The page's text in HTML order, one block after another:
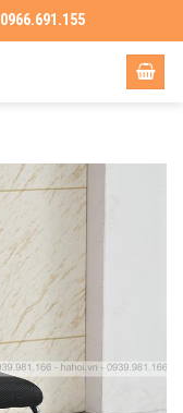
0966.691.155